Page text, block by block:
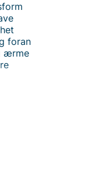
foran
ærme
Shirt W.Xtra-long
som forener tidløs